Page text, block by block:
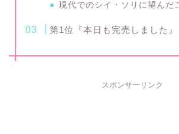
現代でのシイ・ソリに望んだ
第1位『本日も完売しました』
スポンサーリンク